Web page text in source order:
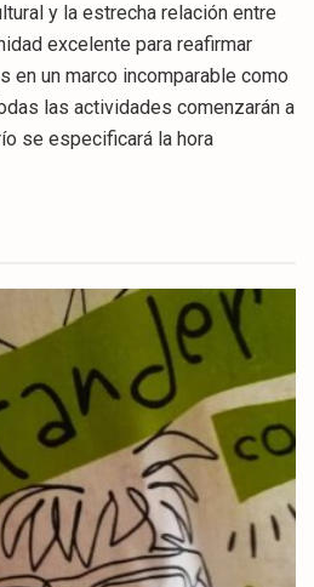
y la estrecha relación entre
excelente para reafirmar
en un marco incomparable como
las actividades comenzarán a
se especificará la hora